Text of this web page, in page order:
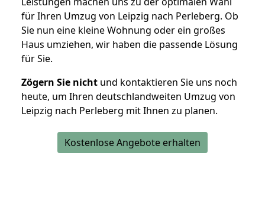
für Ihren Umzug von Leipzig nach Perleberg. Ob
Sie nun eine kleine Wohnung oder ein großes
Haus umziehen, wir haben die passende Lösung
für Sie.
Zögern Sie nicht und kontaktieren Sie uns noch
heute, um Ihren deutschlandweiten Umzug von
Leipzig nach Perleberg mit Ihnen zu planen.
Kostenlose Angebote erhalten